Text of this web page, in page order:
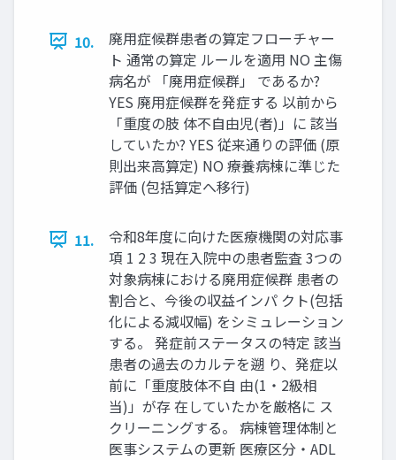
10.
廃用症候群患者の算定フローチャー
ト 通常の算定 ルールを適用 NO 主傷
病名が 「廃用症候群」 であるか?
YES 廃用症候群を発症する 以前から
「重度の肢 体不自由児(者)」に 該当
していたか? YES 従来通りの評価 (原
則出来高算定) NO 療養病棟に準じた
評価 (包括算定へ移行)
11.
令和8年度に向けた医療機関の対応事
項 1 2 3 現在入院中の患者監査 3つの
対象病棟における廃用症候群 患者の
割合と、今後の収益インパ クト(包括
化による減収幅) をシミュレーション
する。 発症前ステータスの特定 該当
患者の過去のカルテを遡 り、発症以
前に「重度肢体不自 由(1・2級相
当)」が存 在していたかを厳格に ス
クリーニングする。 病棟管理体制と
医事システムの更新 医療区分・ADL